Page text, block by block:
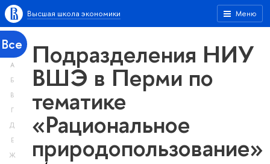
Меню
Высшая школа экономики
Все
А
Б
В
Г
Д
Е
Ж
Подразделения НИУ
ВШЭ в Перми по
тематике
«Рациональное
природопользование»